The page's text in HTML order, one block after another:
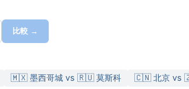
比較 →
🇲🇽 墨西哥城 vs 🇷🇺 莫斯科
🇨🇳 北京 vs